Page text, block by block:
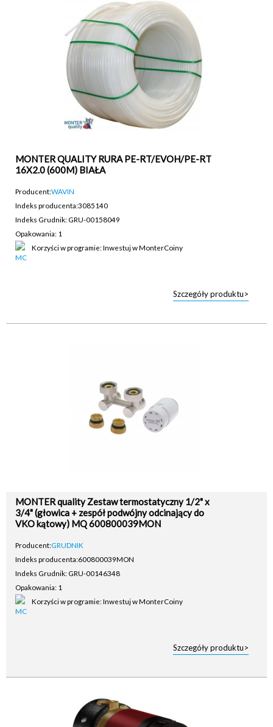
MONTER QUALITY RURA PE-RT/EVOH/PE-RT
16X2.0 (600M) BIAŁA
Producent:WAVIN
Indeks producenta:3085140
Indeks Grudnik: GRU-00158049
Opakowania: 1
Korzyści w programie: Inwestuj w MonterCoiny
Szczegóły produktu>
MONTER quality Zestaw termostatyczny 1/2" x
3/4" (głowica + zespół podwójny odcinający do
VKO kątowy) MQ 600800039MON
Producent:GRUDNIK
Indeks producenta:600800039MON
Indeks Grudnik: GRU-00146348
Opakowania: 1
Korzyści w programie: Inwestuj w MonterCoiny
Szczegóły produktu>